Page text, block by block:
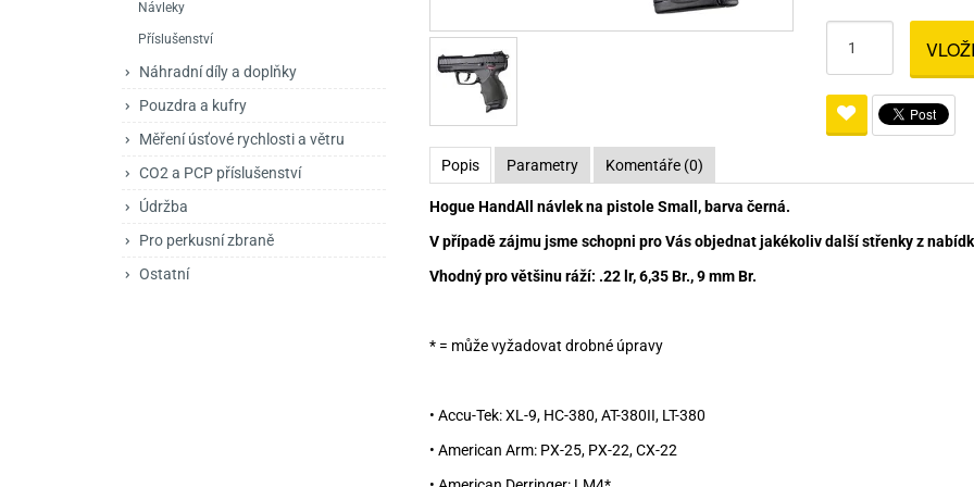
Příslušenství pro zbraně na ZP
Brokovnice opakovací
Brokovnice samonabíjecí
Pistole samonabíjecí
Kuchyňské nože
Příslušenství pro nože
Luky
Kuše
Obranné spreje
Pro lištu weaver a picatinny Pistolové a revolverové náboje
Malorážkové náboje
Pro perkusní zbraně
Návleky
Příslušenství
Náhradní díly a doplňky
Pouzdra a kufry
Měření úsťové rychlosti a větru
CO2 a PCP příslušenství
Údržba
Pro perkusní zbraně
Ostatní
Popis Parametry Komentáře (0)
Hogue HandAll návlek na pistole Small, barva černá.
V případě zájmu jsme schopni pro Vás objednat jakékoliv další střenky z
Vhodný pro většinu ráží: .22 lr, 6,35 Br., 9 mm Br.
* = může vyžadovat drobné úpravy
• Accu-Tek: XL-9, HC-380, AT-380II, LT-380
• American Arm: PX-25, PX-22, CX-22